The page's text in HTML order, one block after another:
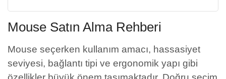
Mouse Satın Alma Rehberi
Mouse seçerken kullanım amacı, hassasiyet
seviyesi, bağlantı tipi ve ergonomik yapı gibi